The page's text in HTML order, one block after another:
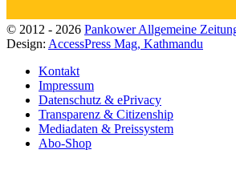
© 2012 - 2026 Pankower Allgemeine
Design: AccessPress Mag, Kathmandu
Kontakt
Impressum
Datenschutz & ePrivacy
Transparenz & Citizenship
Mediadaten & Preissystem
Abo-Shop